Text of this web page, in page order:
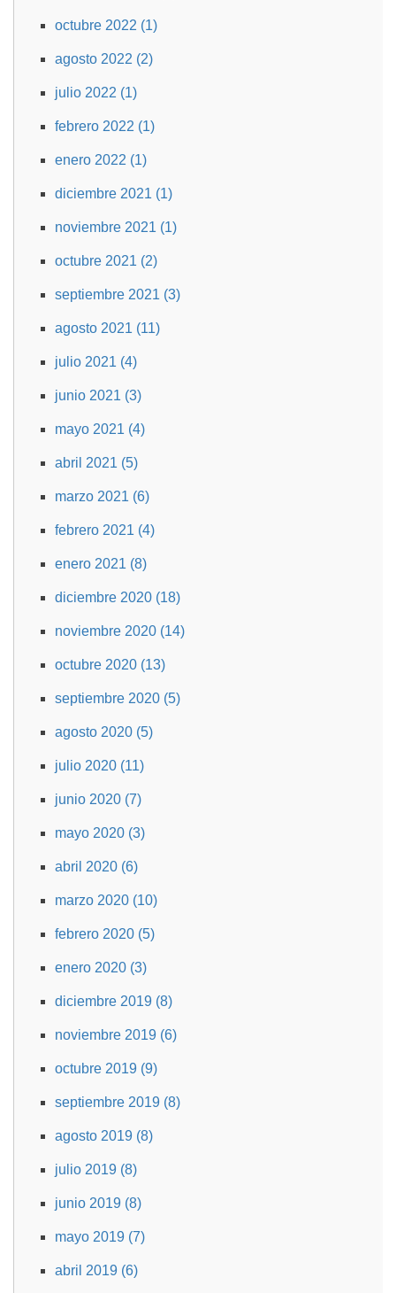
octubre 2022 (1)
agosto 2022 (2)
julio 2022 (1)
febrero 2022 (1)
enero 2022 (1)
diciembre 2021 (1)
noviembre 2021 (1)
octubre 2021 (2)
septiembre 2021 (3)
agosto 2021 (11)
julio 2021 (4)
junio 2021 (3)
mayo 2021 (4)
abril 2021 (5)
marzo 2021 (6)
febrero 2021 (4)
enero 2021 (8)
diciembre 2020 (18)
noviembre 2020 (14)
octubre 2020 (13)
septiembre 2020 (5)
agosto 2020 (5)
julio 2020 (11)
junio 2020 (7)
mayo 2020 (3)
abril 2020 (6)
marzo 2020 (10)
febrero 2020 (5)
enero 2020 (3)
diciembre 2019 (8)
noviembre 2019 (6)
octubre 2019 (9)
septiembre 2019 (8)
agosto 2019 (8)
julio 2019 (8)
junio 2019 (8)
mayo 2019 (7)
abril 2019 (6)